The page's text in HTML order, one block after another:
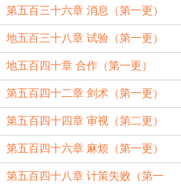
第五百三十六章 消息（第一更）
地五百三十八章 试验（第一更）
地五百四十章 合作（第一更）
第五百四十二章 剑术（第一更）
第五百四十四章 审视（第二更）
第五百四十六章 麻烦（第一更）
第五百四十八章 计策失败（第一